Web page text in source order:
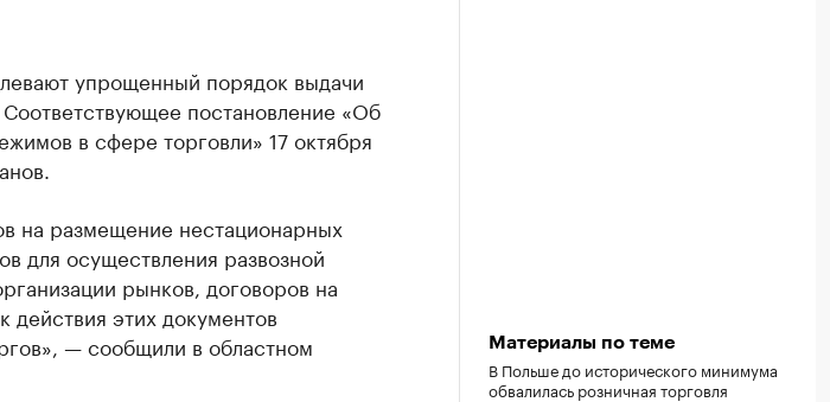
упрощенный порядок выдачи
постановление «Об
в сфере торговли» 17 октября
на размещение нестационарных
для осуществления развозной
рынков, договоров на
этих документов
— сообщили в областном
Материалы по теме
В Польше до исторического минимума
обвалилась розничная торговля